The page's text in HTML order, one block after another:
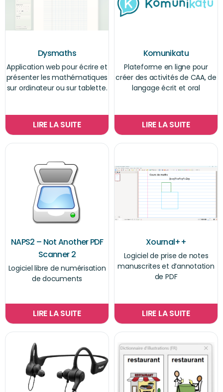
Dysmaths
Application web pour écrire et
présenter les mathématiques
sur ordinateur ou sur tablette.
LIRE LA SUITE
Komunikatu
Plateforme en ligne pour
créer des activités de CAA, de
langage écrit et oral
LIRE LA SUITE
NAPS2 – Not Another PDF
Scanner 2
Logiciel libre de numérisation
de documents
LIRE LA SUITE
Xournal++
Logiciel de prise de notes
manuscrites et d’annotation
de PDF
LIRE LA SUITE